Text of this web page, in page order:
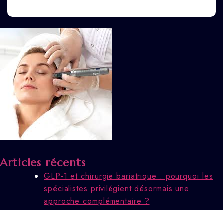
Articles récents
GLP-1 et chirurgie bariatrique : pourquoi les
spécialistes privilégient désormais une
approche complémentaire ?